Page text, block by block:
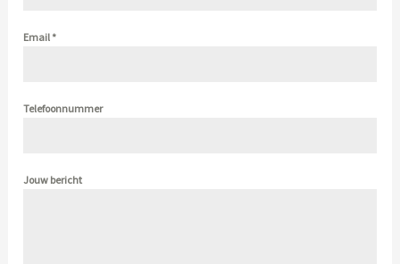
Email *
Telefoonnummer
Jouw bericht